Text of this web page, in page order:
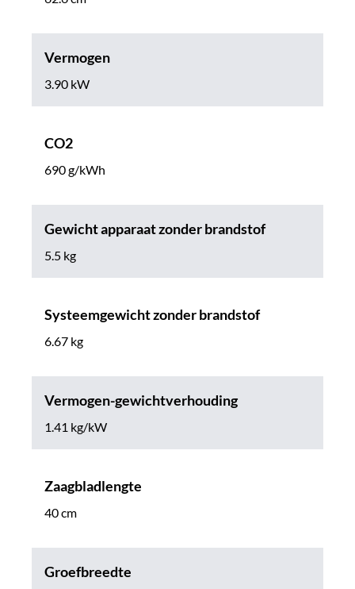
Vermogen
3.90 kW
CO2
690 g/kWh
Gewicht apparaat zonder brandstof
5.5 kg
Systeemgewicht zonder brandstof
6.67 kg
Vermogen-gewichtverhouding
1.41 kg/kW
Zaagbladlengte
40 cm
Groefbreedte